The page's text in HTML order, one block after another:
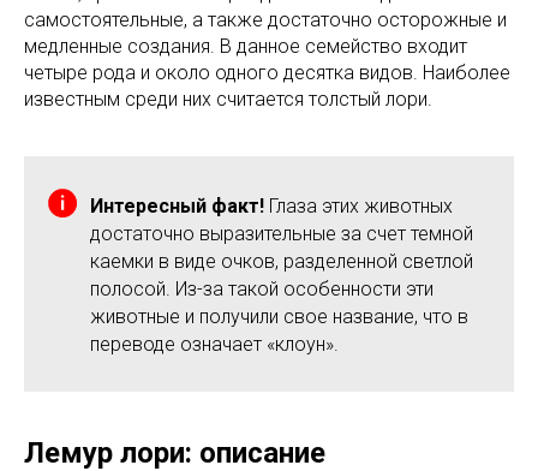
самостоятельные, а также достаточно осторожные и
медленные создания. В данное семейство входит
четыре рода и около одного десятка видов. Наиболее
известным среди них считается толстый лори.
Интересный факт! Глаза этих животных
достаточно выразительные за счет темной
каемки в виде очков, разделенной светлой
полосой. Из-за такой особенности эти
животные и получили свое название, что в
переводе означает «клоун».
Лемур лори: описание